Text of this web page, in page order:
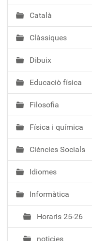
e
g
a
c
ó
Català
Clàssiques
Dibuix
Educaciò física
Filosofia
Física i química
Ciències Socials
Idiomes
Informàtica
Horaris 25-26
noticies